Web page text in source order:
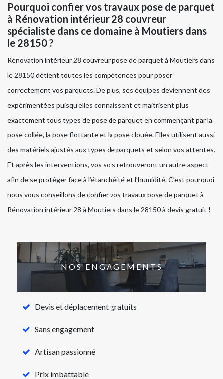
Pourquoi confier vos travaux pose de parquet
à Rénovation intérieur 28 couvreur
spécialiste dans ce domaine à Moutiers dans
le 28150 ?
Rénovation intérieur 28 couvreur pose de parquet à Moutiers dans
le 28150 détient toutes les compétences pour poser
correctement vos parquets. De plus, ses équipes deviennent des
expérimentées puisqu’elles connaissent et maitrisent plus
exactement tous types de pose de parquet en commençant par la
pose collée, la pose flottante et la pose clouée. Elles utilisent aussi
des matériels ajustés aux types de parquets et selon vos attentes.
Et après les interventions, vos sols retrouveront un autre aspect
afin de se protéger face à l’étanchéité et l’humidité. C’est pourquoi
nous vous conseillons de confier vos travaux pose de parquet à
Rénovation intérieur 28 à Moutiers dans le 28150 à devis gratuit !
NOS ENGAGEMENTS
Devis et déplacement gratuits
Sans engagement
Artisan passionné
Prix imbattable